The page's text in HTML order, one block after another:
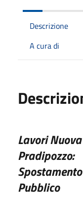
Descrizione
A cura di
Lavori
Pradipozzo:
Pubblico